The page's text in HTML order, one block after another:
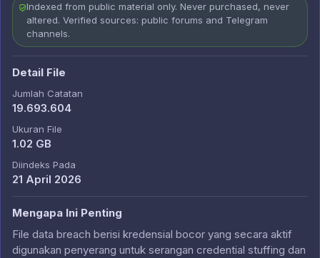
Indexed from public material only. Never purchased, never
altered. Verified sources: public forums and Telegram
channels.
Detail File
Jumlah Catatan
19.693.604
Ukuran File
1.02 GB
Diindeks Pada
21 April 2026
Mengapa Ini Penting
File data breach berisi kredensial bocor yang secara aktif
digunakan penyerang untuk serangan credential stuffing dan